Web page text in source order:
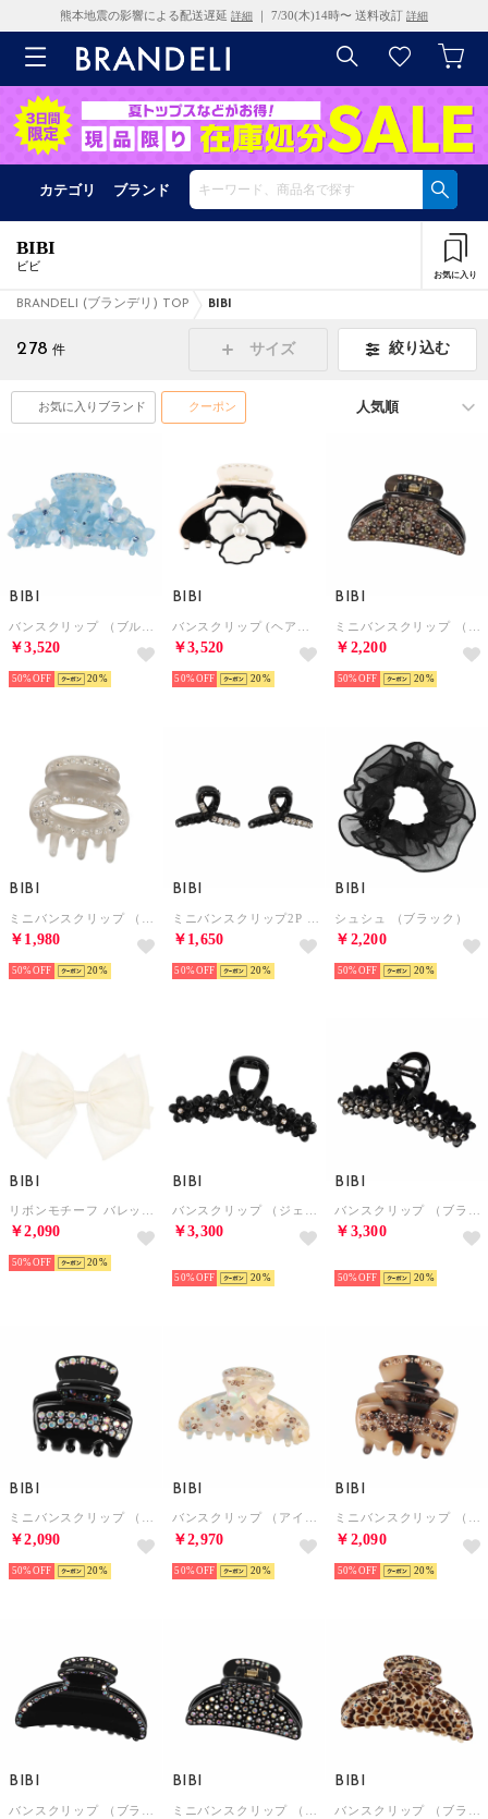
熊本地震の影響による配送遅延 詳細 ｜ 7/30(木)14時〜 送料改訂 詳細
カテゴリ ブランド
BIBI
ビビ
お気に入り
BRANDELI (ブランデリ) TOP BIBI
278 件 サイズ 絞り込む
お気に入りブランド クーポン
BIBI
￥3,520
50% 20
BIBI
￥3,520
50% 20
BIBI
￥2,200
50% 20
BIBI
￥1,980
50% 20
BIBI
￥1,650
50% 20
BIBI
シュシュ （ブラック）
￥2,200
50% 20
BIBI
￥2,090
50% 20
BIBI
￥3,300
50% 20
BIBI
￥3,300
50% 20
BIBI
ミニバンスクリップ （ブラック）
￥2,090
50% 20
BIBI
バンスクリップ （アイボリー）
￥2,970
50% 20
BIBI
ミニバンスクリップ （ブラウン）
￥2,090
50% 20
BIBI BIBI BIBI